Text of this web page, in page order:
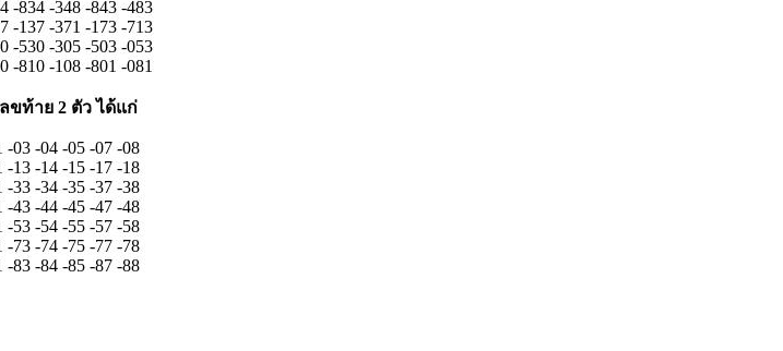
-834 -348 -843 -483
-137 -371 -173 -713
-530 -305 -503 -053
-810 -108 -801 -081
ขท้าย 2 ตัว ได้แก่
-03 -04 -05 -07 -08
-13 -14 -15 -17 -18
-33 -34 -35 -37 -38
-43 -44 -45 -47 -48
-53 -54 -55 -57 -58
-73 -74 -75 -77 -78
-83 -84 -85 -87 -88